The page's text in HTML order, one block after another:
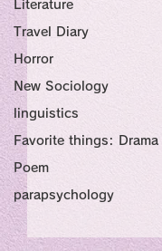
Literature
Travel Diary
Horror
New Sociology
linguistics
Favorite things: Drama
Poem
parapsychology